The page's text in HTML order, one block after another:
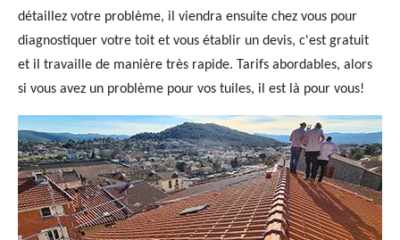
détaillez votre problème, il viendra ensuite chez vous pour
diagnostiquer votre toit et vous établir un devis, c'est gratuit
et il travaille de manière très rapide. Tarifs abordables, alors
si vous avez un problème pour vos tuiles, il est là pour vous!